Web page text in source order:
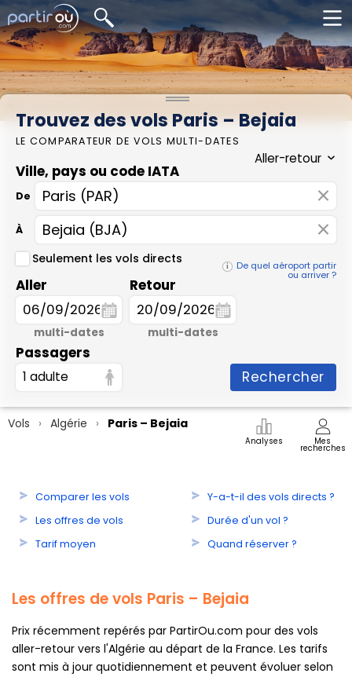
Trouvez des vols Paris – Bejaia
LE COMPARATEUR DE VOLS MULTI-DATES
Ville, pays ou code IATA
De ×
À ×
De quel aéroport partir
ou arriver ?
Seulement les vols directs
Aller
multi-dates
Retour
multi-dates
Passagers
1 adulte Rechercher
Vols Algérie Paris – Bejaia
Analyses Mes
recherches
Les offres de vols Paris – Bejaia
Prix récemment repérés par PartirOu.com pour des vols
aller-retour vers l'Algérie au départ de la France. Les tarifs
sont mis à jour quotidiennement et peuvent évoluer selon
Comparer les vols
Les offres de vols
Tarif moyen
Y-a-t-il des vols directs ?
Durée d'un vol ?
Quand réserver ?